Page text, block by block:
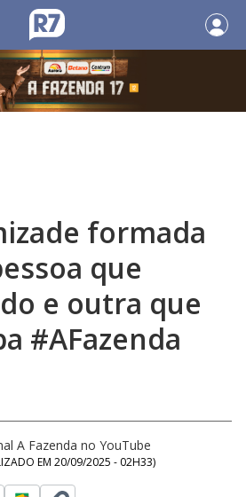
formada
que
e outra que
#AFazenda
A Fazenda no YouTube
EM 20/09/2025 - 02H33)